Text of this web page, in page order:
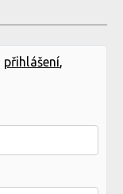
přihlášení,